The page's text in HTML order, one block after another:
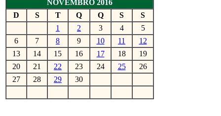
NOVEMBRO 2016
D
S T Q Q S
S
1
2 3 4
5
6
7 8 9 10 11
12
13
14 15 16 17 18
19
20
21 22 23 24 25
26
27
28 29 30